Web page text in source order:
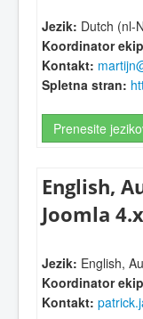
Jezik: Dutch (nl-
Koordinator
Kontakt:
Spletna stran:
Prenesite
English,
Joomla 4.x
Jezik: English,
Koordinator
Kontakt: